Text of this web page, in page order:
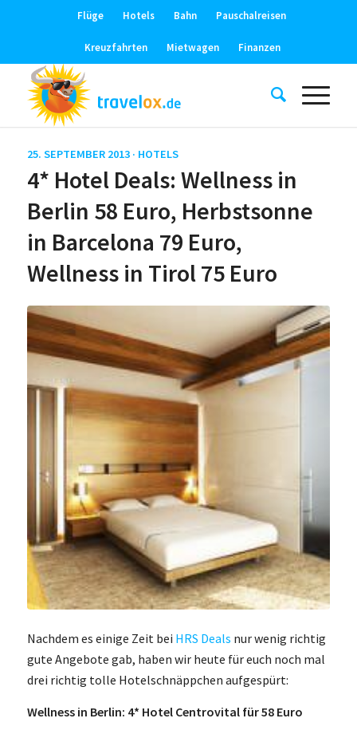
Flüge Hotels Bahn Pauschalreisen
Kreuzfahrten Mietwagen Finanzen
25. SEPTEMBER 2013 · HOTELS
4* Hotel Deals: Wellness in
Berlin 58 Euro, Herbstsonne
in Barcelona 79 Euro,
Wellness in Tirol 75 Euro
Nachdem es einige Zeit bei HRS Deals nur wenig richtig
gute Angebote gab, haben wir heute für euch noch mal
drei richtig tolle Hotelschnäppchen aufgespürt:
Wellness in Berlin: 4* Hotel Centrovital für 58 Euro